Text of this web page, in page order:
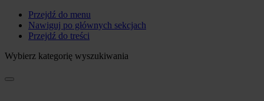
Przejdź do menu
Nawiguj po głównych sekcjach
Przejdź do treści
Wybierz kategorię wyszukiwania